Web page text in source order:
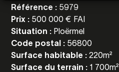
Référence : 5979
Prix : 500 000 € FAI
Situation : Ploërmel
Code postal : 56800
Surface habitable :220m²
Surface du terrain : 1 700m²